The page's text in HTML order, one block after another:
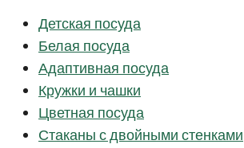
Детская посуда
Белая посуда
Адаптивная посуда
Кружки и чашки
Цветная посуда
Стаканы с двойными стенками